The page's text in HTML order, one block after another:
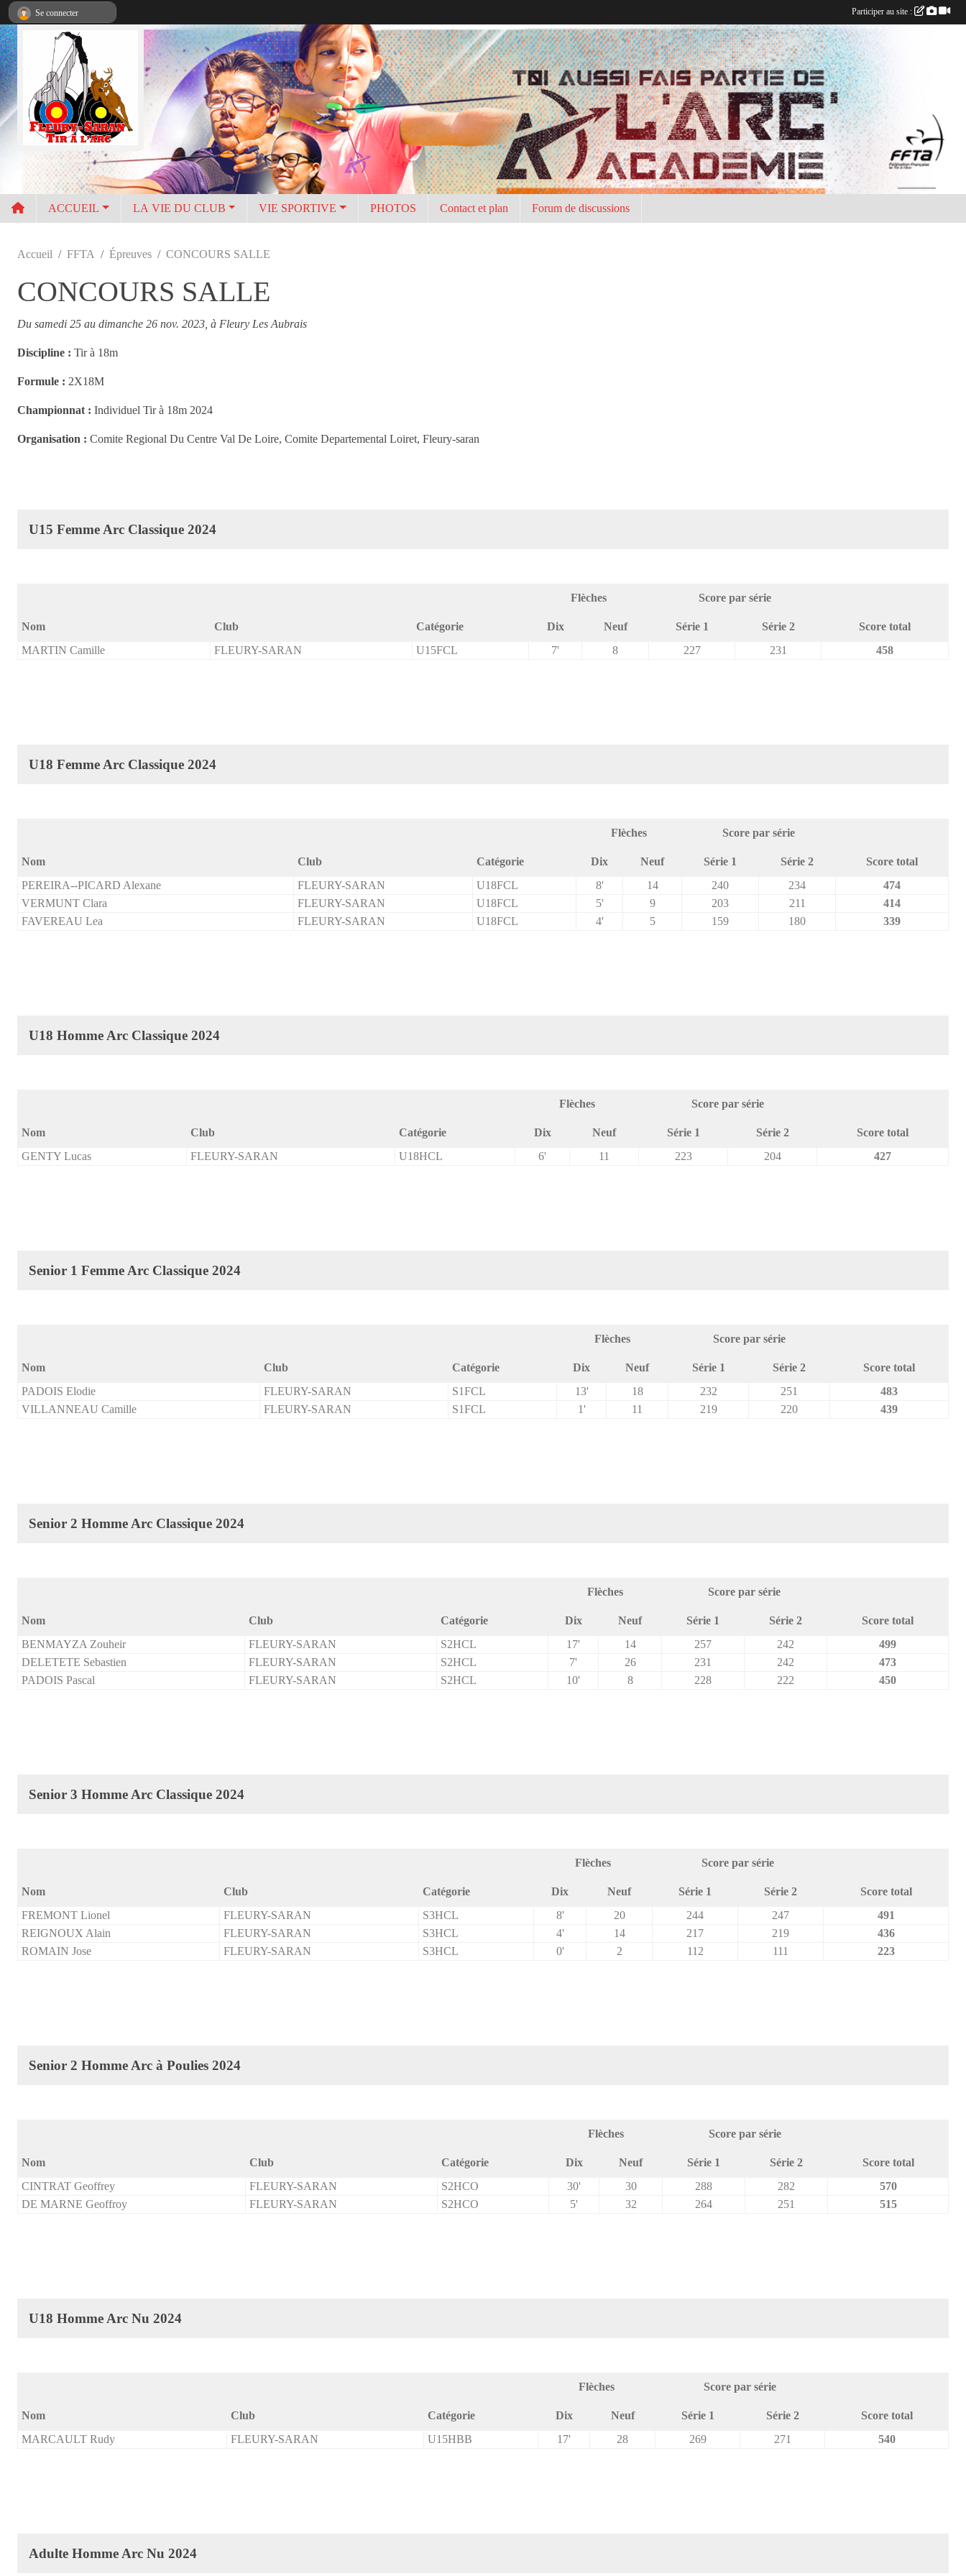
ACCUEIL LA VIE DU CLUB VIE SPORTIVE PHOTOS Contact et plan Forum de discussions
Accueil FFTA Épreuves CONCOURS SALLE
CONCOURS SALLE
Du samedi 25 au dimanche 26 nov. 2023, à Fleury Les Aubrais
Discipline : Tir à 18m
Formule : 2X18M
Championnat : Individuel Tir à 18m 2024
Organisation : Comite Regional Du Centre Val De Loire, Comite Departemental Loiret, Fleury-saran
U15 Femme Arc Classique 2024
Flèches Score par série
Nom Club Catégorie Dix Neuf Série 1 Série 2
Score total
MARTIN Camille
FLEURY-SARAN U15FCL 7' 8 227 231 458
U18 Femme Arc Classique 2024
Flèches Score par série
Nom Club Catégorie Dix Neuf Série 1 Série 2
Score total
PEREIRA--PICARD Alexane
FLEURY-SARAN U18FCL 8' 14 240 234
474
VERMUNT Clara
FLEURY-SARAN U18FCL 5' 9 203 211
414
FAVEREAU Lea
FLEURY-SARAN U18FCL 4' 5 159 180 339
U18 Homme Arc Classique 2024
Flèches Score par série
Nom Club Catégorie Dix Neuf Série 1 Série 2
Score total
GENTY Lucas
FLEURY-SARAN U18HCL 6' 11 223 204 427
Senior 1 Femme Arc Classique 2024
Flèches Score par série
Nom Club Catégorie Dix Neuf Série 1 Série 2
Score total
PADOIS Elodie
FLEURY-SARAN S1FCL 13' 18 232 251
483
VILLANNEAU Camille
FLEURY-SARAN S1FCL 1' 11 219 220 439
Senior 2 Homme Arc Classique 2024
Flèches Score par série
Nom Club Catégorie Dix Neuf Série 1 Série 2
Score total
BENMAYZA Zouheir
FLEURY-SARAN S2HCL 17' 14 257 242
499
DELETETE Sebastien
FLEURY-SARAN S2HCL 7' 26 231 242
473
PADOIS Pascal
FLEURY-SARAN S2HCL 10' 8 228 222 450
Senior 3 Homme Arc Classique 2024
Flèches Score par série
Nom Club Catégorie Dix Neuf Série 1 Série 2
Score total
FREMONT Lionel
FLEURY-SARAN S3HCL 8' 20 244 247
491
REIGNOUX Alain
FLEURY-SARAN S3HCL 4' 14 217 219
436
ROMAIN Jose
FLEURY-SARAN S3HCL 0' 2 112 111 223
Senior 2 Homme Arc à Poulies 2024
Flèches Score par série
Nom Club Catégorie Dix Neuf Série 1 Série 2
Score total
CINTRAT Geoffrey
FLEURY-SARAN S2HCO 30' 30 288 282
570
DE MARNE Geoffroy
FLEURY-SARAN S2HCO 5' 32 264 251 515
U18 Homme Arc Nu 2024
Flèches Score par série
Nom Club Catégorie Dix Neuf Série 1 Série 2
Score total
MARCAULT Rudy
FLEURY-SARAN U15HBB 17' 28 269 271 540
Adulte Homme Arc Nu 2024
Se connecter Participer au site :
Panneau de gestion des cookies